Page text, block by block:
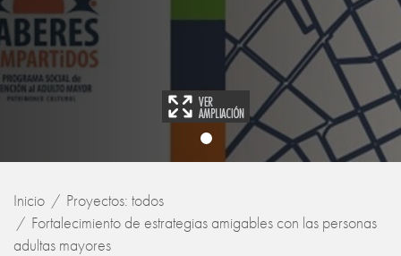
Inicio
Proyectos: todos
Fortalecimiento de estrategias amigables con las personas
adultas mayores